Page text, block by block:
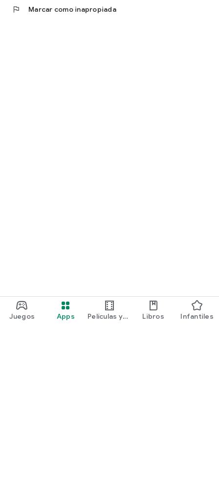
Juegos Apps
Películas y
Libros Infantiles
flag Marcar como inapropiada